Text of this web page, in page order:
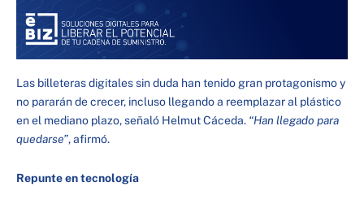
Las billeteras digitales sin duda han tenido gran protagonismo y
no pararán de crecer, incluso llegando a reemplazar al plástico
en el mediano plazo, señaló Helmut Cáceda. “Han llegado para
quedarse”, afirmó.
Repunte en tecnología